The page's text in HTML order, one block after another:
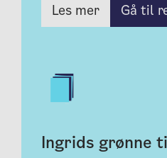
Les mer Gå til
Ingrids grønne